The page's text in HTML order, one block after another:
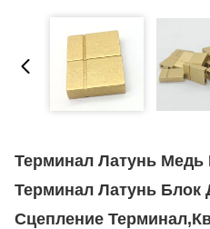
Терминал Латунь Медь
Терминал Латунь Блок
Сцепление